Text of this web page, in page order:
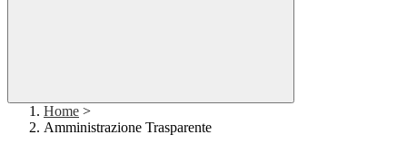
Home >
Amministrazione Trasparente